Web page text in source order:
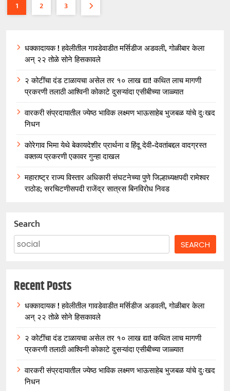
धक्कादायक ! हवेलीतील गावडेवाडीत मर्सिडीज अडवली, गोळीबार केला
अन् २२ तोळे सोने हिसकावले
२ कोटींचा दंड टाळायचा असेल तर १० लाख द्या! कथित लाच मागणी
प्रकरणी तलाठी आश्विनी कोकाटे दुसऱ्यांदा एसीबीच्या जाळ्यात
वारकरी संप्रदायातील ज्येष्ठ भाविक लक्ष्मण भाऊसाहेब भुजबळ यांचे दुःखद
निधन
कोरेगाव भिमा येथे बेकायदेशीर प्रार्थना व हिंदू देवी-देवतांबद्दल वादग्रस्त
वक्तव्य प्रकरणी एकावर गुन्हा दाखल
महाराष्ट्र राज्य विस्तार अधिकारी संघटनेच्या पुणे जिल्हाध्यक्षपदी रामेश्वर
राठोड; सरचिटणीसपदी राजेंद्र सात्रस बिनविरोध निवड
1 2 3
Search
SEARCH
Recent Posts
धक्कादायक ! हवेलीतील गावडेवाडीत मर्सिडीज अडवली, गोळीबार केला
अन् २२ तोळे सोने हिसकावले
२ कोटींचा दंड टाळायचा असेल तर १० लाख द्या! कथित लाच मागणी
प्रकरणी तलाठी आश्विनी कोकाटे दुसऱ्यांदा एसीबीच्या जाळ्यात
वारकरी संप्रदायातील ज्येष्ठ भाविक लक्ष्मण भाऊसाहेब भुजबळ यांचे दुःखद
निधन